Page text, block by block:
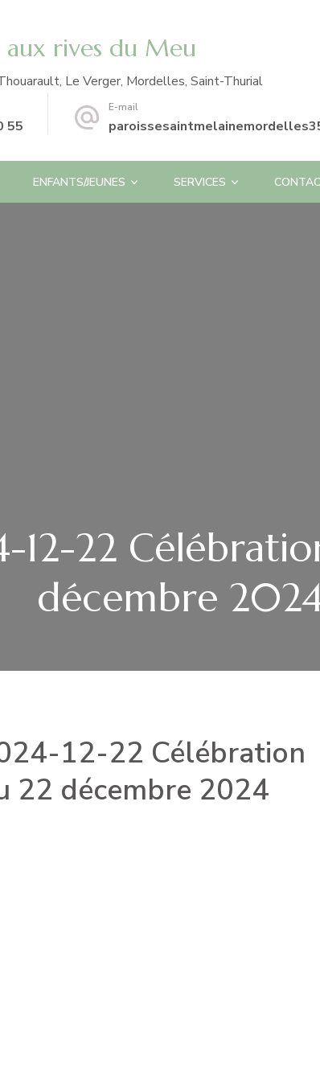
aux rives du Meu
Le Verger, Mordelles, Saint-Thurial
55
E-mail
ENFANTS/JEUNES SERVICES
12-22
décembre
12-22 Célébration
22 décembre 2024